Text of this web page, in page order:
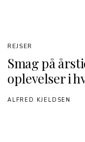
Smag på
oplevelser i
REJSER
ALFRED KJELDSEN